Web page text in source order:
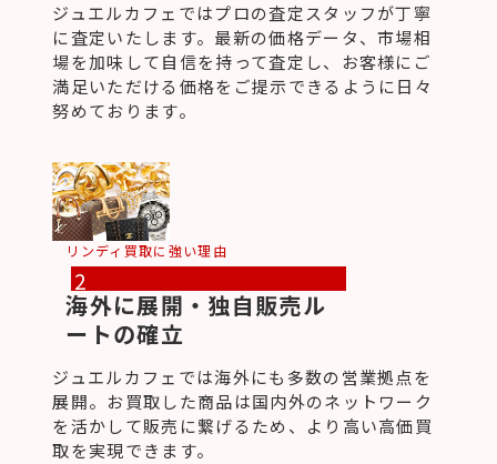
ジュエルカフェではプロの査定スタッフが丁寧
に査定いたします。最新の価格データ、市場相
場を加味して自信を持って査定し、お客様にご
満足いただける価格をご提示できるように日々
努めております。
リンディ買取に強い理由
2
海外に展開・独自販売ル
ートの確立
ジュエルカフェでは海外にも多数の営業拠点を
展開。お買取した商品は国内外のネットワーク
を活かして販売に繋げるため、より高い高価買
取を実現できます。